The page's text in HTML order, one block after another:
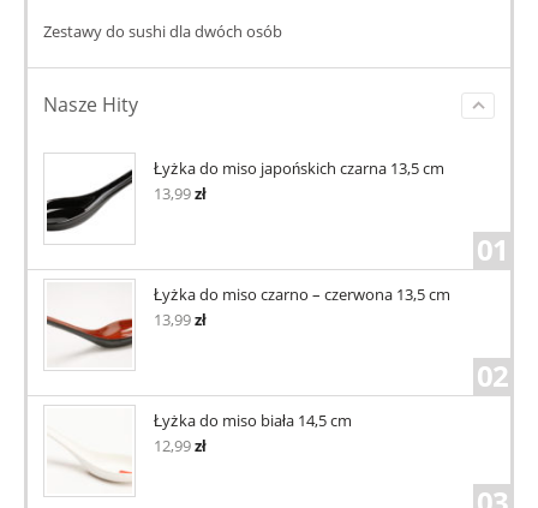
Zestawy do sushi dla dwóch osób
Nasze Hity
Łyżka do miso japońskich czarna 13,5 cm
13,99zł
01
Łyżka do miso czarno – czerwona 13,5 cm
13,99zł
02
Łyżka do miso biała 14,5 cm
12,99zł